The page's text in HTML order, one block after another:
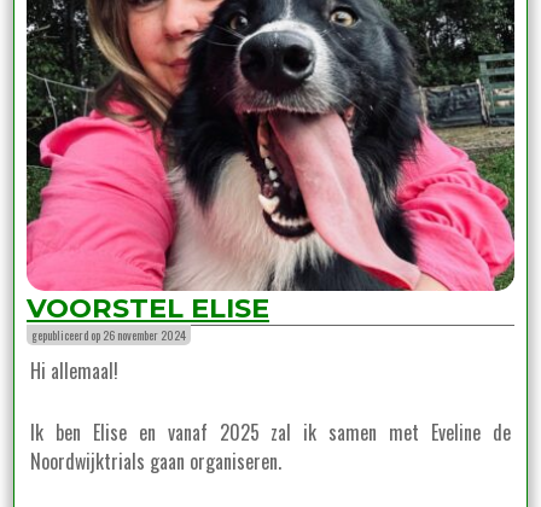
VOORSTEL ELISE
gepubliceerd op 26 november 2024
Hi allemaal!
Ik ben Elise en vanaf 2025 zal ik samen met Eveline de
Noordwijktrials gaan organiseren.